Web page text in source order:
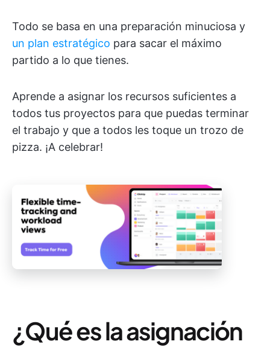
Todo se basa en una preparación minuciosa y
un plan estratégico para sacar el máximo
partido a lo que tienes.
Aprende a asignar los recursos suficientes a
todos tus proyectos para que puedas terminar
el trabajo y que a todos les toque un trozo de
pizza. ¡A celebrar!
¿Qué es la asignación